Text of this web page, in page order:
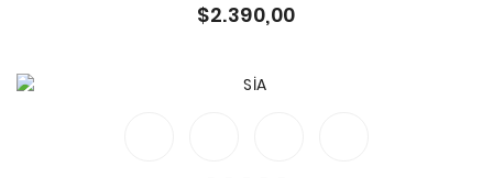
$2.390,00